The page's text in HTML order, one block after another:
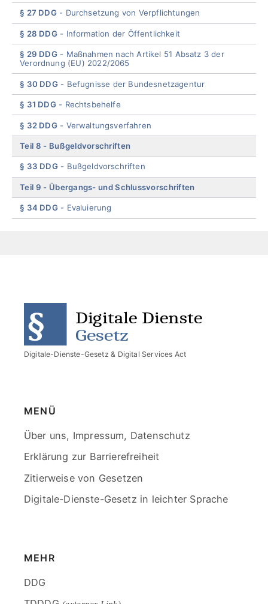
§ 27 DDG Durchsetzung von Verpflichtungen
§ 28 DDG Information der Öffentlichkeit
§ 29 DDG
Maßnahmen nach Artikel 51 Absatz 3 der
Verordnung (EU) 2022/2065
§ 30 DDG Befugnisse der Bundesnetzagentur
§ 31 DDG Rechtsbehelfe
§ 32 DDG Verwaltungsverfahren
Teil 8 Bußgeldvorschriften
§ 33 DDG Bußgeldvorschriften
Teil 9 Übergangs- und Schlussvorschriften
§ 34 DDG Evaluierung
Digitale-Dienste-Gesetz & Digital Services Act
MENÜ
Skip
menu
Über uns, Impressum, Datenschutz
Erklärung zur Barrierefreiheit
Zitierweise von Gesetzen
Digitale-Dienste-Gesetz in leichter Sprache
MEHR
Skip
menu
DDG